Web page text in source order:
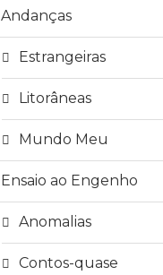
Andanças
Estrangeiras
Litorâneas
Mundo Meu
Ensaio ao Engenho
Anomalias
Contos-quase